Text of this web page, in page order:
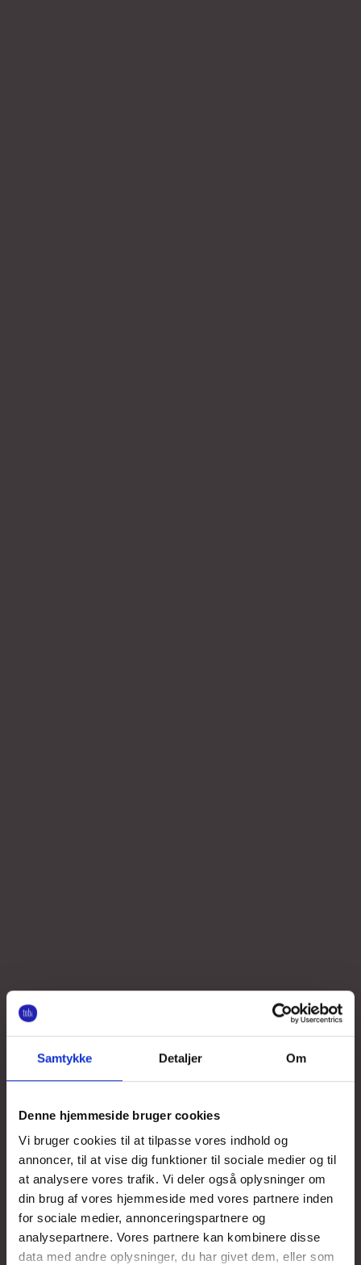
Samtykke Detaljer Om
Denne hjemmeside bruger cookies
Vi bruger cookies til at tilpasse vores indhold og
annoncer, til at vise dig funktioner til sociale medier og til
at analysere vores trafik. Vi deler også oplysninger om
din brug af vores hjemmeside med vores partnere inden
for sociale medier, annonceringspartnere og
analysepartnere. Vores partnere kan kombinere disse
data med andre oplysninger, du har givet dem, eller som